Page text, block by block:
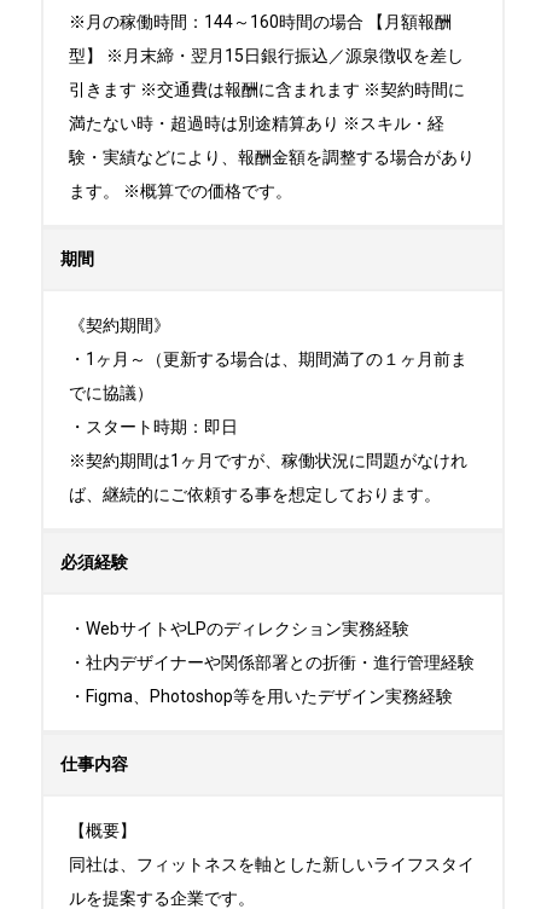
※月の稼働時間：144～160時間の場合 【月額報酬
型】 ※月末締・翌月15日銀行振込／源泉徴収を差し
引きます ※交通費は報酬に含まれます ※契約時間に
満たない時・超過時は別途精算あり ※スキル・経
験・実績などにより、報酬金額を調整する場合があり
ます。 ※概算での価格です。
期間
《契約期間》
・1ヶ月～（更新する場合は、期間満了の１ヶ月前ま
でに協議）
・スタート時期：即日
※契約期間は1ヶ月ですが、稼働状況に問題がなけれ
ば、継続的にご依頼する事を想定しております。
必須経験
・WebサイトやLPのディレクション実務経験
・社内デザイナーや関係部署との折衝・進行管理経験
・Figma、Photoshop等を用いたデザイン実務経験
仕事内容
【概要】
同社は、フィットネスを軸とした新しいライフスタイ
ルを提案する企業です。